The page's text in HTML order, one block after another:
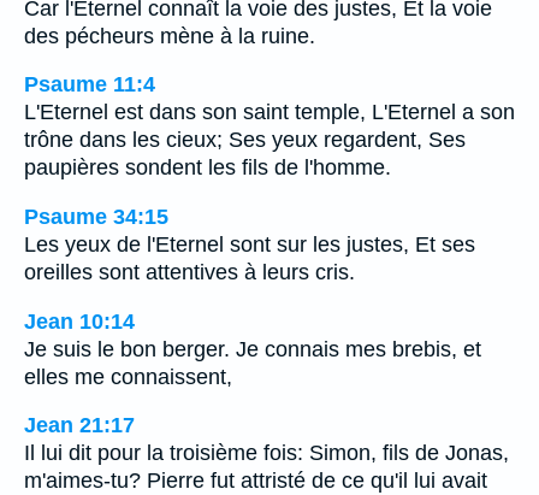
Car l'Eternel connaît la voie des justes, Et la voie
des pécheurs mène à la ruine.
Psaume 11:4
L'Eternel est dans son saint temple, L'Eternel a son
trône dans les cieux; Ses yeux regardent, Ses
paupières sondent les fils de l'homme.
Psaume 34:15
Les yeux de l'Eternel sont sur les justes, Et ses
oreilles sont attentives à leurs cris.
Jean 10:14
Je suis le bon berger. Je connais mes brebis, et
elles me connaissent,
Jean 21:17
Il lui dit pour la troisième fois: Simon, fils de Jonas,
m'aimes-tu? Pierre fut attristé de ce qu'il lui avait